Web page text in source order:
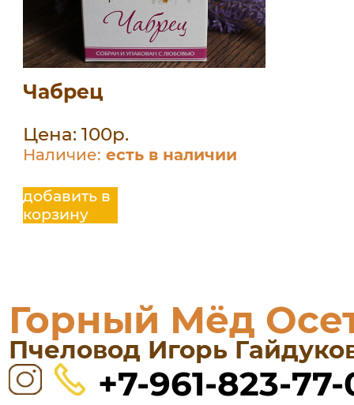
Чабрец
Цена: 100р.
Наличие: есть в наличии
добавить в
корзину
Горный Мёд
Пчеловод Игорь
+7-961-823-